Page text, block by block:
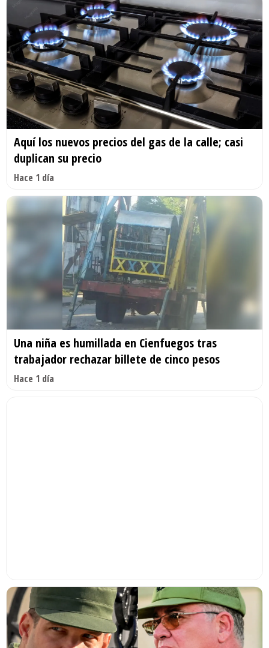
Aquí los nuevos precios del gas de la calle; casi
duplican su precio
Hace 1 día
Una niña es humillada en Cienfuegos tras
trabajador rechazar billete de cinco pesos
Hace 1 día